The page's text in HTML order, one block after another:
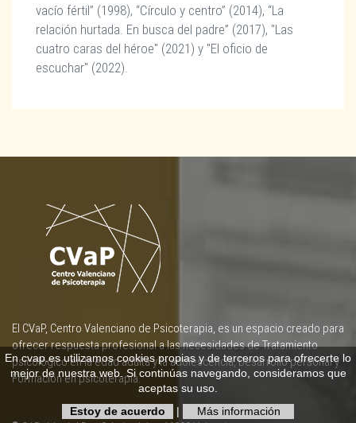
vacío fértil” (1998), “Círculo y centro” (2014), “La
relación hurtada. En busca del padre” (2017), "Las
cuatro caras del héroe" (2021) y "El oficio de
escuchar" (2022).
El CVaP, Centro Valenciano de Psicoterapia, es un espacio creado para
ofrecer respuesta profesional a las necesidades de Tratamiento
psicológico en la edad adulta y la adolescencia, Desarrollo personal y
Formación en psicoterapia.
En cvap.es utilizamos cookies propias y de terceros para ofrecerte lo
mejor de nuestra web. Si continúas navegando, consideramos que
aceptas su uso.
Estoy de acuerdo
Más información